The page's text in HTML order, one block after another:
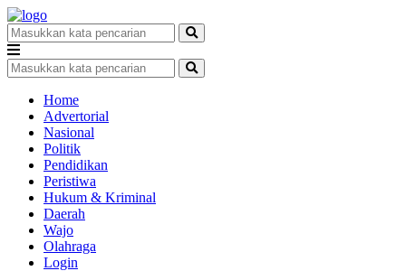
Home
Advertorial
Nasional
Politik
Pendidikan
Peristiwa
Hukum & Kriminal
Daerah
Wajo
Olahraga
Login